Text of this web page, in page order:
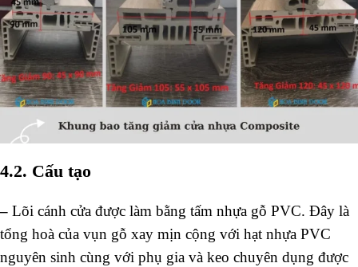
4.2. Cấu tạo
– Lõi cánh cửa được làm bằng tấm nhựa gỗ PVC. Đây là
tổng hoà của vụn gỗ xay mịn cộng với hạt nhựa PVC
nguyên sinh cùng với phụ gia và keo chuyên dụng được